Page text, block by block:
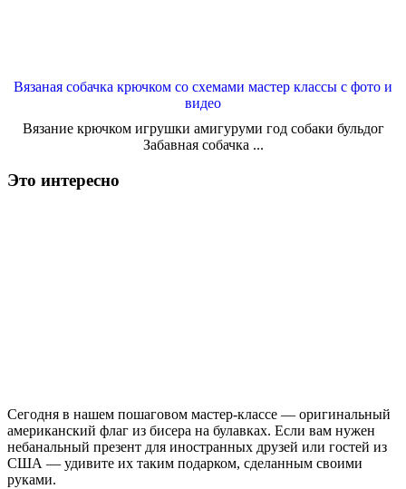
Вязаная собачка крючком со схемами мастер классы с фото и
видео
Вязание крючком игрушки амигуруми год собаки бульдог
Забавная собачка ...
Это интересно
Сегодня в нашем пошаговом мастер-классе — оригинальный
американский флаг из бисера на булавках. Если вам нужен
небанальный презент для иностранных друзей или гостей из
США — удивите их таким подарком, сделанным своими
руками.